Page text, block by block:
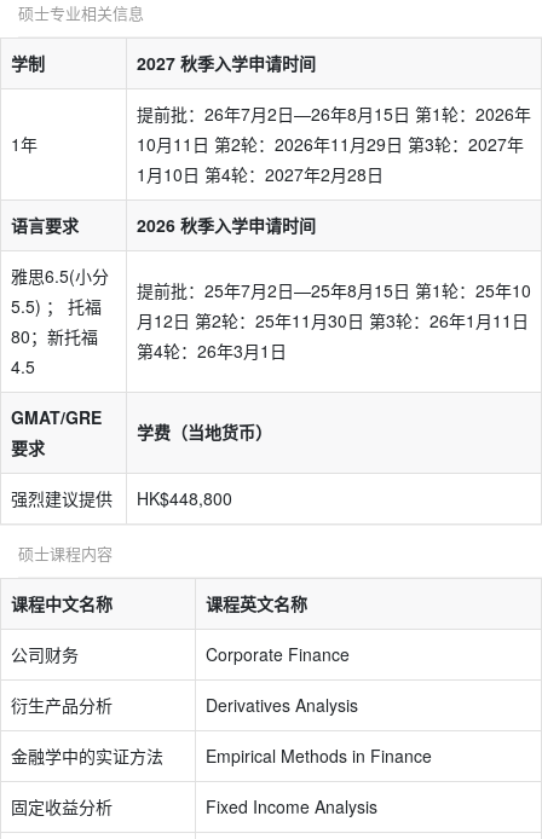
硕士专业相关信息
学制 2027 秋季入学申请时间
1年
提前批：26年7月2日—26年8月15日 第1轮：2026年
10月11日 第2轮：2026年11月29日 第3轮：2027年
1月10日 第4轮：2027年2月28日
语言要求 2026 秋季入学申请时间
雅思6.5(小分
5.5) ； 托福
80；新托福
4.5
提前批：25年7月2日—25年8月15日 第1轮：25年10
月12日 第2轮：25年11月30日 第3轮：26年1月11日
第4轮：26年3月1日
GMAT/GRE
要求
学费（当地货币）
强烈建议提供 HK$448,800
硕士课程内容
课程中文名称 课程英文名称
公司财务 Corporate Finance
衍生产品分析 Derivatives Analysis
金融学中的实证方法 Empirical Methods in Finance
固定收益分析 Fixed Income Analysis